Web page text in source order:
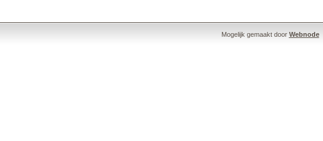
Mogelijk gemaakt door Webnode